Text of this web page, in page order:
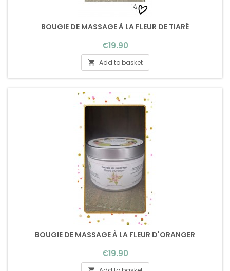
BOUGIE DE MASSAGE À LA FLEUR DE TIARÉ
Price
€19.90
 Add to basket
BOUGIE DE MASSAGE À LA FLEUR D'ORANGER
Price
€19.90